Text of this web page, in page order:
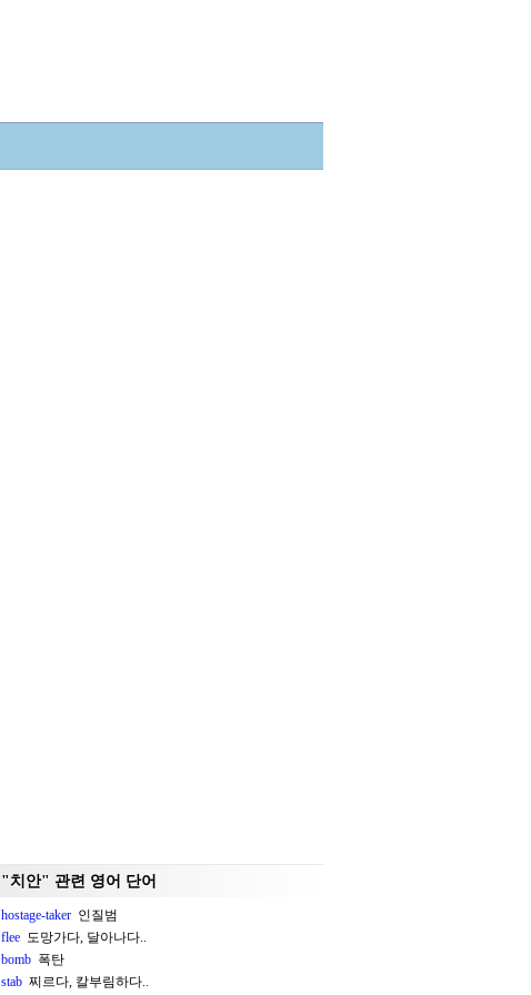
"치안" 관련 영어 단어
hostage-taker 인질범
flee 도망가다, 달아나다..
bomb 폭탄
stab 찌르다, 칼부림하다..